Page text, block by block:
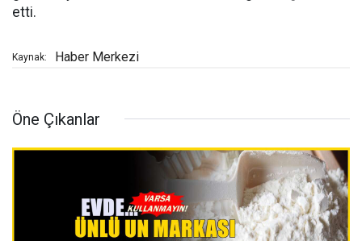
etti.
Kaynak: Haber Merkezi
Öne Çıkanlar